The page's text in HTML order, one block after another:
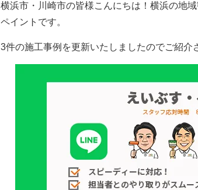
横浜市・川崎市の皆様こんにちは！ 横浜の地
ペイントです。
3件の施工事例を更新いたしましたのでご紹介